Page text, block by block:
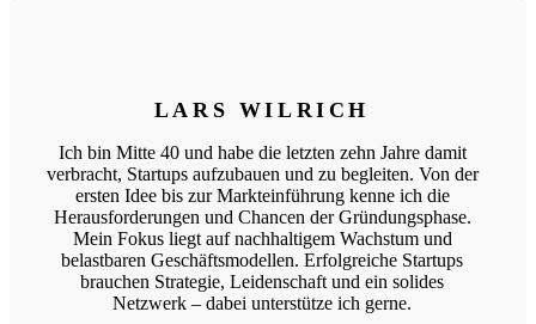
LARS WILRICH
Ich bin Mitte 40 und habe die letzten zehn Jahre damit
verbracht, Startups aufzubauen und zu begleiten. Von der
ersten Idee bis zur Markteinführung kenne ich die
Herausforderungen und Chancen der Gründungsphase.
Mein Fokus liegt auf nachhaltigem Wachstum und
belastbaren Geschäftsmodellen. Erfolgreiche Startups
brauchen Strategie, Leidenschaft und ein solides
Netzwerk – dabei unterstütze ich gerne.